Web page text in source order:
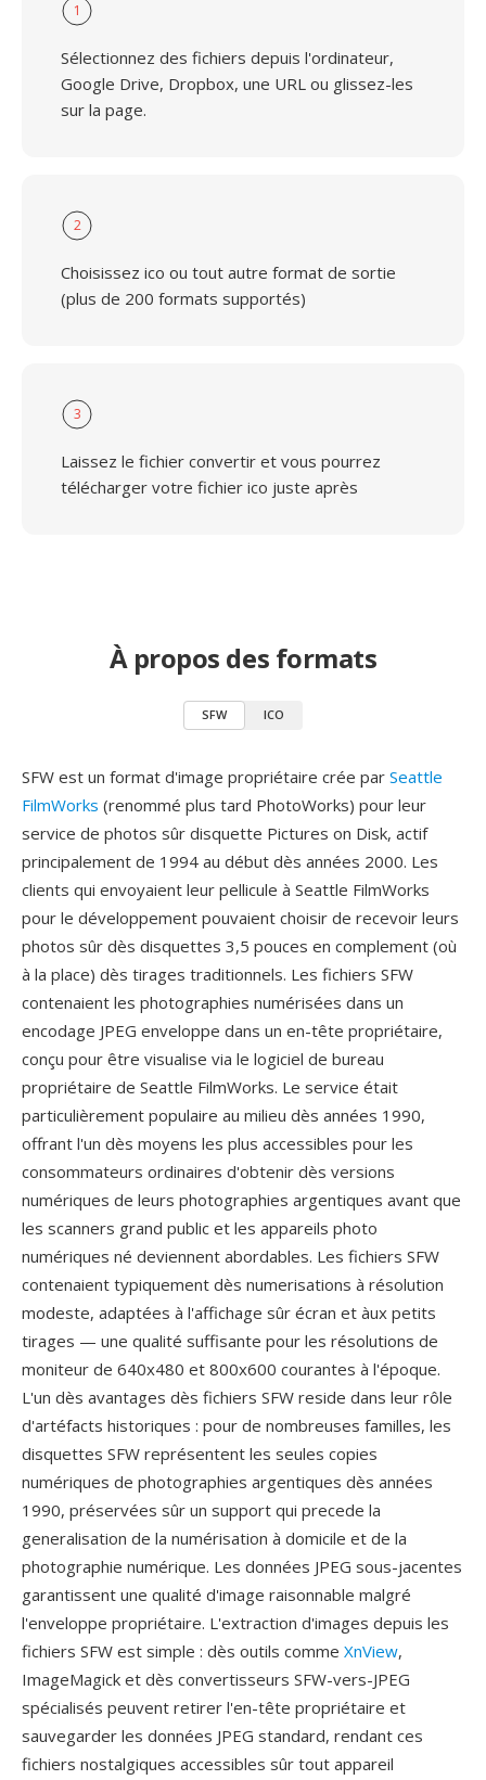
1
Sélectionnez des fichiers depuis l'ordinateur,
Google Drive, Dropbox, une URL ou glissez-les
sur la page.
2
Choisissez ico ou tout autre format de sortie
(plus de 200 formats supportés)
3
Laissez le fichier convertir et vous pourrez
télécharger votre fichier ico juste après
À propos des formats
SFW ICO
SFW est un format d'image propriétaire crée par Seattle
FilmWorks (renommé plus tard PhotoWorks) pour leur
service de photos sûr disquette Pictures on Disk, actif
principalement de 1994 au début dès années 2000. Les
clients qui envoyaient leur pellicule à Seattle FilmWorks
pour le développement pouvaient choisir de recevoir leurs
photos sûr dès disquettes 3,5 pouces en complement (où
à la place) dès tirages traditionnels. Les fichiers SFW
contenaient les photographies numérisées dans un
encodage JPEG enveloppe dans un en-tête propriétaire,
conçu pour être visualise via le logiciel de bureau
propriétaire de Seattle FilmWorks. Le service était
particulièrement populaire au milieu dès années 1990,
offrant l'un dès moyens les plus accessibles pour les
consommateurs ordinaires d'obtenir dès versions
numériques de leurs photographies argentiques avant que
les scanners grand public et les appareils photo
numériques né deviennent abordables. Les fichiers SFW
contenaient typiquement dès numerisations à résolution
modeste, adaptées à l'affichage sûr écran et àux petits
tirages — une qualité suffisante pour les résolutions de
moniteur de 640x480 et 800x600 courantes à l'époque.
L'un dès avantages dès fichiers SFW reside dans leur rôle
d'artéfacts historiques : pour de nombreuses familles, les
disquettes SFW représentent les seules copies
numériques de photographies argentiques dès années
1990, préservées sûr un support qui precede la
generalisation de la numérisation à domicile et de la
photographie numérique. Les données JPEG sous-jacentes
garantissent une qualité d'image raisonnable malgré
l'enveloppe propriétaire. L'extraction d'images depuis les
fichiers SFW est simple : dès outils comme XnView,
ImageMagick et dès convertisseurs SFW-vers-JPEG
spécialisés peuvent retirer l'en-tête propriétaire et
sauvegarder les données JPEG standard, rendant ces
fichiers nostalgiques accessibles sûr tout appareil